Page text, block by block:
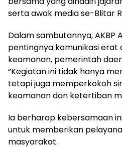
serta awak media se-Blitar
Dalam sambutannya, AKBP
pentingnya komunikasi
keamanan, pemerintah
“Kegiatan ini tidak hanya
tetapi juga memperkokoh
keamanan dan ketertiban
Ia berharap kebersamaan
untuk memberikan
masyarakat.